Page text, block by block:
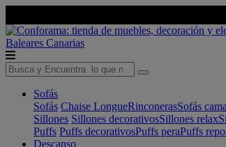
Baleares Canarias
Sofás
Sofás Chaise LongueRinconerasSofás cama
Sillones Sillones decorativosSillones relax
Puffs Puffs decorativosPuffs peraPuffs
Descanso